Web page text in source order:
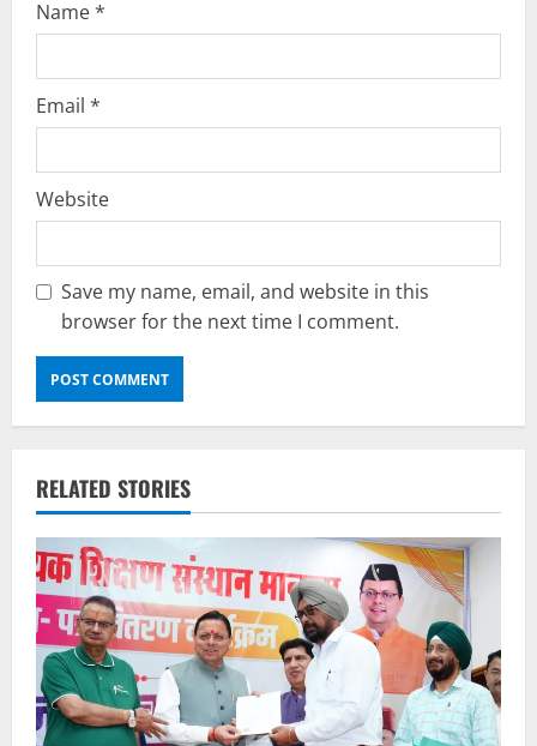
Name*
Email *
Website
Save my name, email, and website in this
browser for the next time I comment.
RELATED STORIES